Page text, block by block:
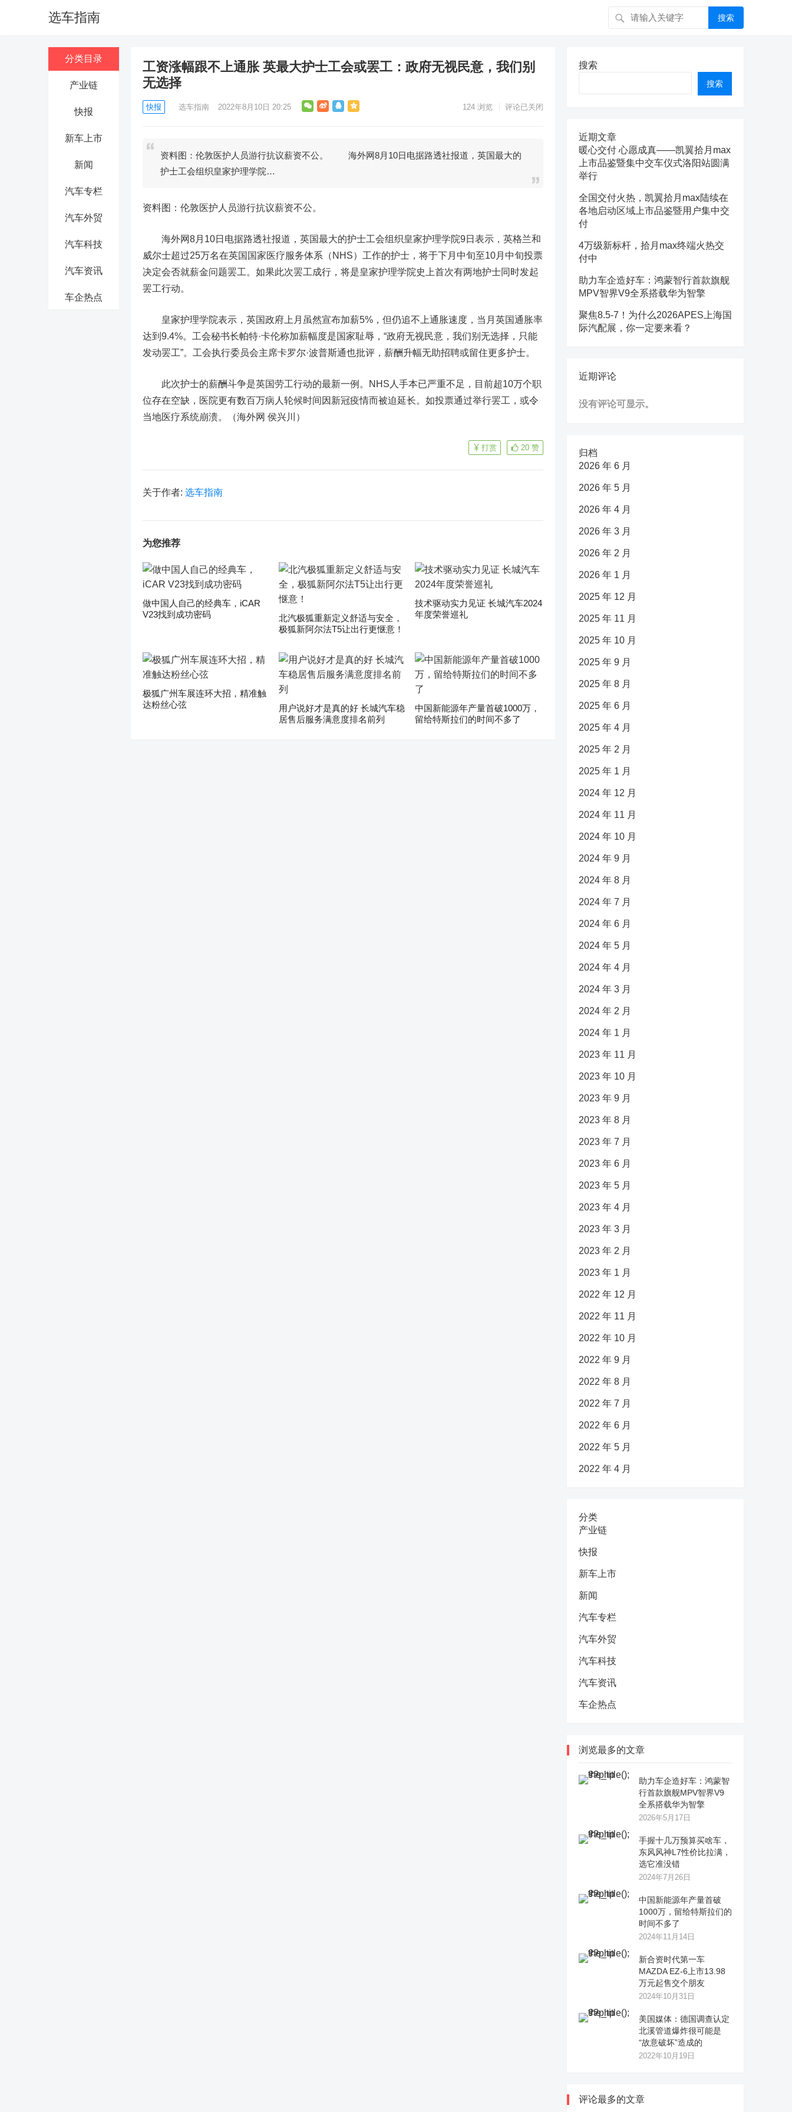
选车指南 搜索
分类目录
产业链
快报
新车上市
新闻
汽车专栏
汽车外贸
汽车科技
汽车资讯
车企热点
工资涨幅跟不上通胀 英最大护士工会或罢工：政府无视民意，我们别
无选择
快报 选车指南 2022年8月10日 20:25 124 浏览 评论已关闭
资料图：伦敦医护人员游行抗议薪资不公。 海外网8月10日电据路透社报道，英国最大的
护士工会组织皇家护理学院…
资料图：伦敦医护人员游行抗议薪资不公。
海外网8月10日电据路透社报道，英国最大的护士工会组织皇家护理学院9日表示，英格兰和
威尔士超过25万名在英国国家医疗服务体系（NHS）工作的护士，将于下月中旬至10月中旬投票
决定会否就薪金问题罢工。如果此次罢工成行，将是皇家护理学院史上首次有两地护士同时发起
罢工行动。
皇家护理学院表示，英国政府上月虽然宣布加薪5%，但仍追不上通胀速度，当月英国通胀率
达到9.4%。工会秘书长帕特·卡伦称加薪幅度是国家耻辱，“政府无视民意，我们别无选择，只能
发动罢工”。工会执行委员会主席卡罗尔·波普斯通也批评，薪酬升幅无助招聘或留住更多护士。
此次护士的薪酬斗争是英国劳工行动的最新一例。NHS人手本已严重不足，目前超10万个职
位存在空缺，医院更有数百万病人轮候时间因新冠疫情而被迫延长。如投票通过举行罢工，或令
当地医疗系统崩溃。（海外网 侯兴川）
20 赞
打赏
关于作者: 选车指南
为您推荐
做中国人自己的经典车，iCAR
V23找到成功密码
​北汽极狐重新定义舒适与安全，
极狐新阿尔法T5让出行更惬意！
技术驱动实力见证 长城汽车2024
年度荣誉巡礼
极狐广州车展连环大招，精准触
达粉丝心弦
用户说好才是真的好 长城汽车稳
居售后服务满意度排名前列
中国新能源年产量首破1000万，
留给特斯拉们的时间不多了
搜索
搜索
近期文章
暖心交付 心愿成真——凯翼拾月max
上市品鉴暨集中交车仪式洛阳站圆满
举行
全国交付火热，凯翼拾月max陆续在
各地启动区域上市品鉴暨用户集中交
付
4万级新标杆，拾月max终端火热交
付中
助力车企造好车：鸿蒙智行首款旗舰
MPV智界V9全系搭载华为智擎
聚焦8.5-7！为什么2026APES上海国
际汽配展，你一定要来看？
近期评论
没有评论可显示。
归档
2026 年 6 月
2026 年 5 月
2026 年 4 月
2026 年 3 月
2026 年 2 月
2026 年 1 月
2025 年 12 月
2025 年 11 月
2025 年 10 月
2025 年 9 月
2025 年 8 月
2025 年 6 月
2025 年 4 月
2025 年 2 月
2025 年 1 月
2024 年 12 月
2024 年 11 月
2024 年 10 月
2024 年 9 月
2024 年 8 月
2024 年 7 月
2024 年 6 月
2024 年 5 月
2024 年 4 月
2024 年 3 月
2024 年 2 月
2024 年 1 月
2023 年 11 月
2023 年 10 月
2023 年 9 月
2023 年 8 月
2023 年 7 月
2023 年 6 月
2023 年 5 月
2023 年 4 月
2023 年 3 月
2023 年 2 月
2023 年 1 月
2022 年 12 月
2022 年 11 月
2022 年 10 月
2022 年 9 月
2022 年 8 月
2022 年 7 月
2022 年 6 月
2022 年 5 月
2022 年 4 月
分类
产业链
快报
新车上市
新闻
汽车专栏
汽车外贸
汽车科技
汽车资讯
车企热点
浏览最多的文章
助力车企造好车：鸿蒙智
行首款旗舰MPV智界V9
全系搭载华为智擎
2026年5月17日
手握十几万预算买啥车，
东风风神L7性价比拉满，
选它准没错
2024年7月26日
中国新能源年产量首破
1000万，留给特斯拉们的
时间不多了
2024年11月14日
新合资时代第一车
MAZDA EZ-6上市13.98
万元起售交个朋友
2024年10月31日
美国媒体：德国调查认定
北溪管道爆炸很可能是
“故意破坏”造成的
2022年10月19日
评论最多的文章